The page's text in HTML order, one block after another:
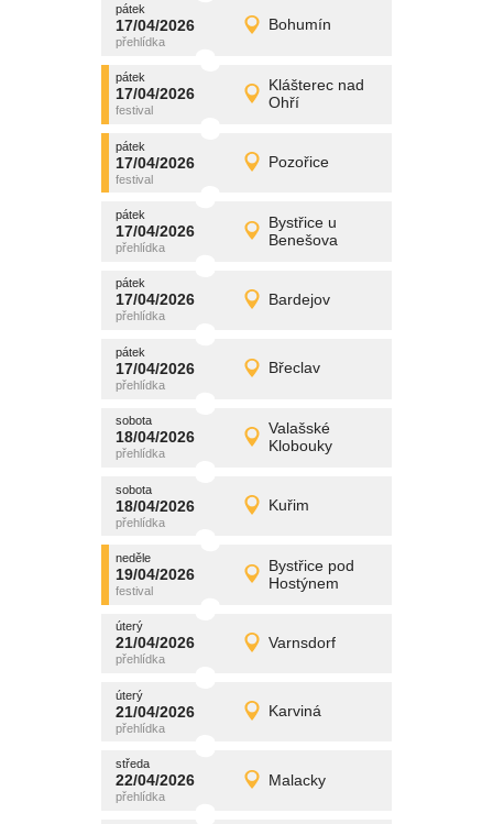
pátek
17/04/2026 Bohumín
pátek
17/04/2026 Detail
promítání
pátek
17/04/2026
Klášterec nad
Ohří
pátek
17/04/2026 Detail
promítání
pátek
17/04/2026 Pozořice
pátek
17/04/2026 Detail
promítání
pátek
17/04/2026
Bystřice u
Benešova
pátek
17/04/2026 Detail
promítání
pátek
17/04/2026 Bardejov
pátek
17/04/2026 Detail
promítání
pátek
17/04/2026 Břeclav
pátek
17/04/2026 Detail
promítání
sobota
18/04/2026
Valašské
Klobouky
sobota
18/04/2026 Detail
promítání
sobota
18/04/2026 Kuřim
sobota
18/04/2026 Detail
promítání
neděle
19/04/2026
Bystřice pod
Hostýnem
neděle
19/04/2026 Detail
promítání
úterý
21/04/2026 Varnsdorf
úterý
21/04/2026 Detail
promítání
úterý
21/04/2026 Karviná
úterý
21/04/2026 Detail
promítání
středa
22/04/2026 Malacky
středa
22/04/2026 Detail
promítání